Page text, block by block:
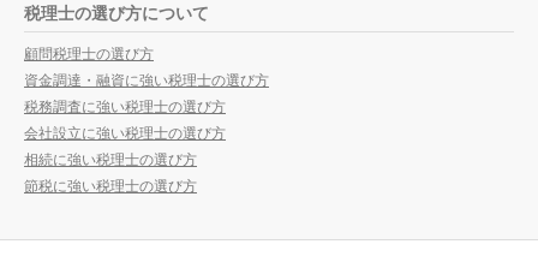
税理士の選び方について
顧問税理士の選び方
資金調達・融資に強い税理士の選び方
税務調査に強い税理士の選び方
会社設立に強い税理士の選び方
相続に強い税理士の選び方
節税に強い税理士の選び方